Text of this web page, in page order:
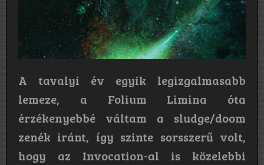
A tavalyi év egyik legizgalmasabb
lemeze, a Folium Limina óta
érzékenyebbé váltam a sludge/doom
zenék iránt, így szinte sorsszerű volt,
hogy az Invocation-al is közelebbi